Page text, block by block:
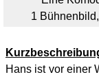
1
Hans ist vor einer